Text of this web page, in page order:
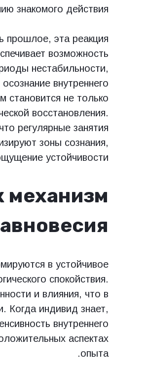
знакомого действия.
прошлое, эта реакция
возможность
нестабильности,
внутреннего
становится не только
восстановления.
регулярные занятия
зоны сознания,
устойчивости.
механизм
в устойчивое
спокойствия.
и влияния, что в
Когда индивид знает,
внутреннего
аспектах
опыта.